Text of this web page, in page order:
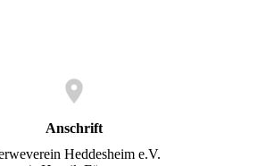
Anschrift
Heddesheim e.V.